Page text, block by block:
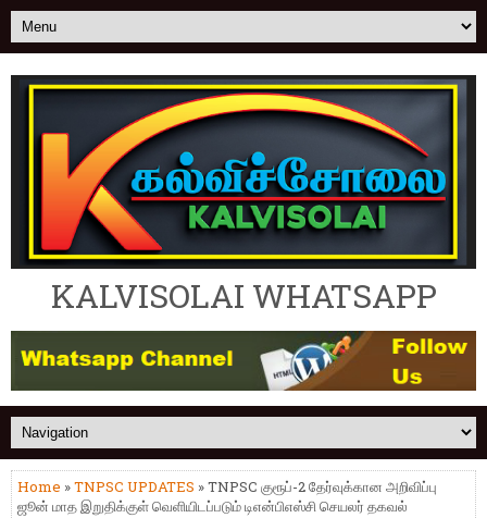
KALVISOLAI WHATSAPP
Home »TNPSC UPDATES » TNPSC குரூப்-2 தேர்வுக்கான அறிவிப்பு
ஜூன் மாத இறுதிக்குள் வெளியிடப்படும் டிஎன்பிஎஸ்சி செயலர் தகவல்